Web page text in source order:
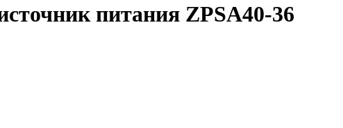
питания ZPSA40-36